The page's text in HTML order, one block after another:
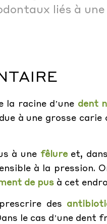
liés à
la racine d’une dent
à une grosse
à une fêlure et,
à la pression.
de pusà cet
des
le cas d’une dent